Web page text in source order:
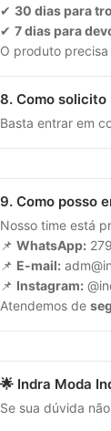
✔ 30 dias para
✔ 7 dias para
O produto
8. Como
Basta entrar em
9. Como posso
Nosso time está
📌 WhatsApp:
📌 E-mail:
📌 Instagram:
Atendemos de
🌟 Indra Moda
Se sua dúvida